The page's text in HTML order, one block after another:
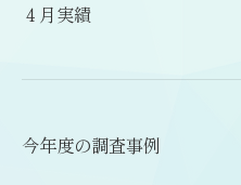
４月実績
今年度の調査事例